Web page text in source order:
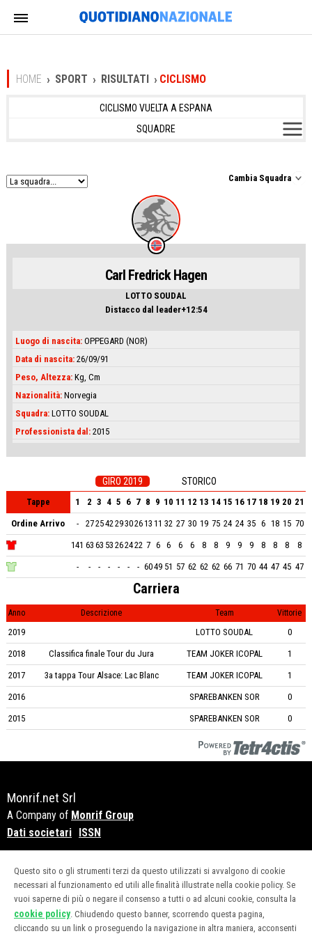
Questo sito o gli strumenti terzi da questo utilizzati si avvalgono di cookie
necessari al funzionamento ed utili alle finalità illustrate nella cookie policy. Se
vuoi saperne di più o negare il consenso a tutti o ad alcuni cookie, consulta la
cookie policy. Chiudendo questo banner, scorrendo questa pagina,
cliccando su un link o proseguendo la navigazione in altra maniera, acconsenti
HOME SPORT RISULTATI CICLISMO
CICLISMO VUELTA A ESPANA
SQUADRE
Cambia Squadra
Carl Fredrick Hagen
LOTTO SOUDAL
Distacco dal leader+12:54
Luogo di nascita:OPPEGARD (NOR)
Data di nascita:26/09/91
Peso, Altezza:Kg, Cm
Nazionalità:Norvegia
Squadra:LOTTO SOUDAL
Professionista dal:2015
GIRO 2019 STORICO
Tappe 1 2 3 4 5 6 7 8 9 10 11 12 13 14 15 16 17 18 19 20 21
Ordine Arrivo - 27254229302613 11 32 27 30 19 75 24 24 35 6 18 15 70
141 63 63 53 262422 7 6 6 6 6 8 8 9 9 9 8 8 8 8
- - - - - - - 6049 51 57 62 62 62 66 71 70 44 47 45 47
Carriera
Anno Descrizione Team Vittorie
2019 LOTTO SOUDAL 0
2018 Classifica finale Tour du Jura TEAM JOKER ICOPAL 1
2017 3a tappa Tour Alsace: Lac Blanc TEAM JOKER ICOPAL 1
2016 SPAREBANKEN SOR 0
2015 SPAREBANKEN SOR 0
Monrif.net Srl
A Company of Monrif Group
Dati societari ISSN
CATEGORIE